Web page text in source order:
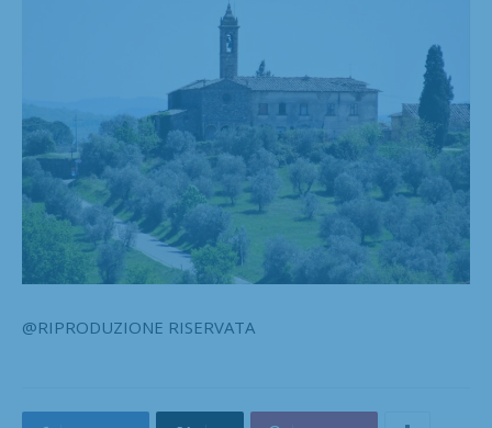
@RIPRODUZIONE RISERVATA